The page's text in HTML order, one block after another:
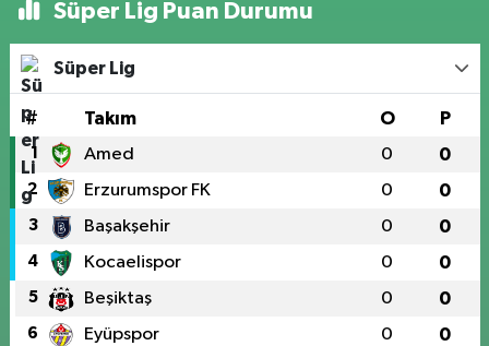
Süper Lig Puan Durumu
Süper Lig
# Takım O P
1 Amed 0 0
2 Erzurumspor FK 0 0
3 Başakşehir 0 0
4 Kocaelispor 0 0
5 Beşiktaş 0 0
6 Eyüpspor 0 0